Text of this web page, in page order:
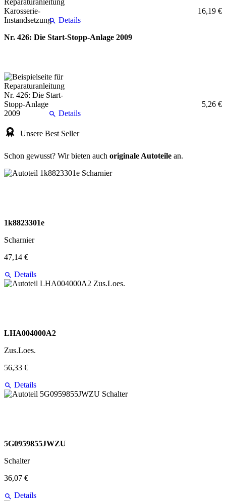
16,19 €
Details
Nr. 426: Die Start-Stopp-Anlage 2009
5,26 €
Details
Unsere Best Seller
Schon gewusst? Wir bieten auch originale Autoteile an.
1k8823301e
Scharnier
47,14 €
Details
LHA004000A2
Zus.Loes.
56,33 €
Details
5G0959855JWZU
Schalter
36,07 €
Details